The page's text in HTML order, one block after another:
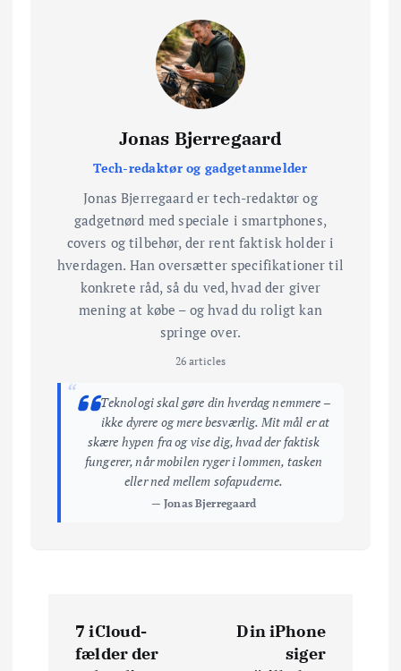
Jonas Bjerregaard
Tech-redaktør og gadgetanmelder
Jonas Bjerregaard er tech-redaktør og
gadgetnørd med speciale i smartphones,
covers og tilbehør, der rent faktisk holder i
hverdagen. Han oversætter specifikationer til
konkrete råd, så du ved, hvad der giver
mening at købe – og hvad du roligt kan
springe over.
26 articles
“
Teknologi skal gøre din hverdag nemmere –
ikke dyrere og mere besværlig. Mit mål er at
skære hypen fra og vise dig, hvad der faktisk
fungerer, når mobilen ryger i lommen, tasken
eller ned mellem sofapuderne.
— Jonas Bjerregaard
7 iCloud-
fælder der
Din iPhone
siger